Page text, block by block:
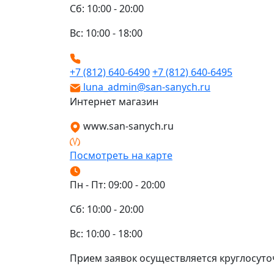
Сб: 10:00 - 20:00
Вс: 10:00 - 18:00
+7 (812) 640-6490+7 (812) 640-6495
luna_admin@san-sanych.ru
Интернет магазин
www.san-sanych.ru
Посмотреть на карте
Пн - Пт: 09:00 - 20:00
Сб: 10:00 - 20:00
Вс: 10:00 - 18:00
Прием заявок осуществляется